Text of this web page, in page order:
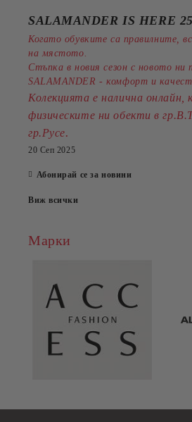
SALAMANDER IS HERE
Когато обувките са правилните,
на мястото.
Стъпка в новия сезон с новото ни
SALAMANDER - комфорт и
Колекцията е налична онлайн,
физическите ни обекти в
гр.Русе.
20 Сеп 2025
Абонирай се за новини
Виж всички
Марки